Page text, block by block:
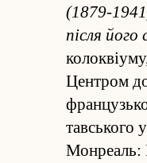
(1879-
після його
Центром
тавського
Монреаль: